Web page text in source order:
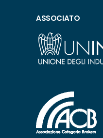
ASSOCIATO